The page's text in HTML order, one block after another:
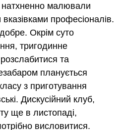
натхненно малювали
професіоналів.
Окрім суто
тригодинне
та
планується
з приготування
Дискусійний клуб,
ще в листопаді,
висловитися.